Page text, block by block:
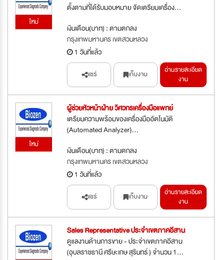
ใหม่
ตั้งตามที่ได้รับมอบหมาย จัดเตรียมเครื่อง...
เงินเดือน(บาท) : ตามตกลง
กรุงเทพมหานคร เขตสวนหลวง
1 วันที่แล้ว
แชร์ เก็บงาน
อ่านรายละเอียด
งาน
ใหม่
ผู้ช่วยหัวหน้าฝ่าย วิศวกรเครื่องมือแพทย์
เตรียมความพร้อมของเครื่องมืออัตโนมัติ
(Automated Analyzer)...
เงินเดือน(บาท) : ตามตกลง
กรุงเทพมหานคร เขตสวนหลวง
1 วันที่แล้ว
แชร์ เก็บงาน
อ่านรายละเอียด
งาน
Sales Representative ประจำเขตภาคอีสาน
ดูแลงานด้านการขาย - ประจำเขตภาคอีสาน
(อุบลราชธานี ศรีษะเกษ สุรินทร์ ) จำนวน 1...